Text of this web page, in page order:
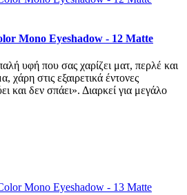
Mono Eyeshadow - 12 Matte
υφή που σας χαρίζει ματ, περλέ και
χάρη στις εξαιρετικά έντονες
και δεν σπάει». Διαρκεί για μεγάλο